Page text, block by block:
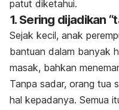
patut diketahui.
1. Sering dijadikan
Sejak kecil, anak
bantuan dalam banyak
masak, bahkan
Tanpa sadar, orang tua
hal kepadanya. Semua